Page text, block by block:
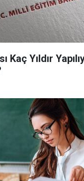
Kaç Yıldır